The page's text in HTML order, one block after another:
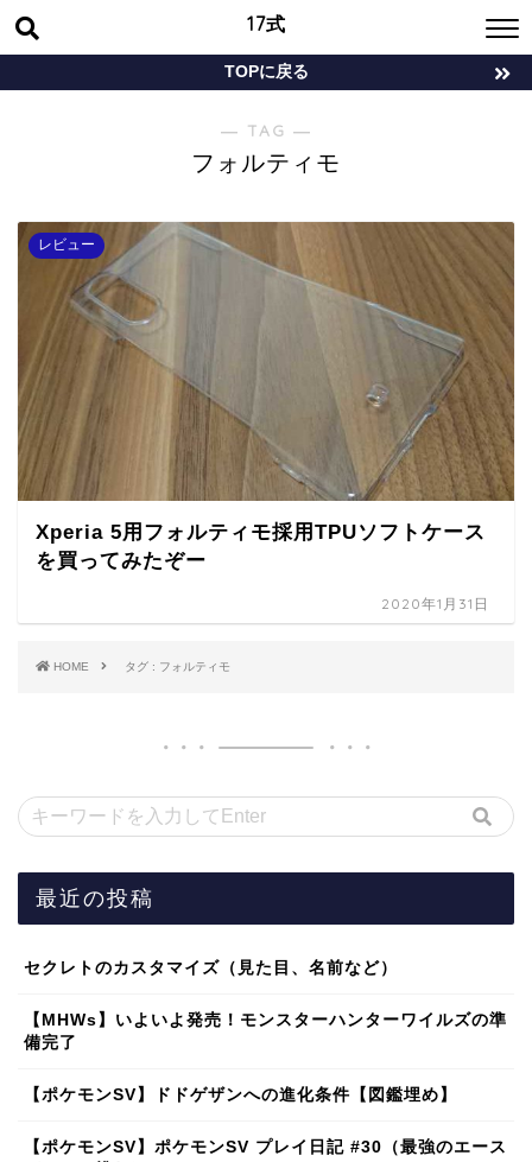
17式
TOPに戻る
― TAG ―
フォルティモ
レビュー
Xperia 5用フォルティモ採用TPUソフトケース
を買ってみたぞー
2020年1月31日
HOME タグ : フォルティモ
最近の投稿
セクレトのカスタマイズ（見た目、名前など）
【MHWs】いよいよ発売！モンスターハンターワイルズの準
備完了
【ポケモンSV】ドドゲザンへの進化条件【図鑑埋め】
【ポケモンSV】ポケモンSV プレイ日記 #30（最強のエース